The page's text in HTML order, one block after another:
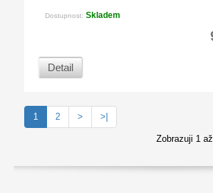
Dostupnost: Skladem
Detail
1 2 > >|
Zobrazuji 1